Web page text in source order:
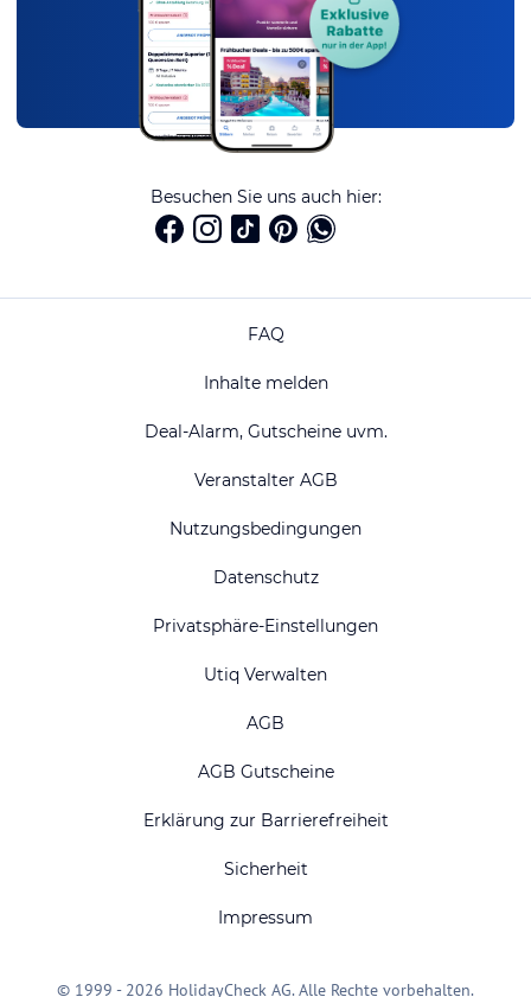
Besuchen Sie uns auch hier:
FAQ
Inhalte melden
Deal-Alarm, Gutscheine uvm.
Veranstalter AGB
Nutzungsbedingungen
Datenschutz
Privatsphäre-Einstellungen
Utiq Verwalten
AGB
AGB Gutscheine
Erklärung zur Barrierefreiheit
Sicherheit
Impressum
© 1999 - 2026 HolidayCheck AG. Alle Rechte vorbehalten.